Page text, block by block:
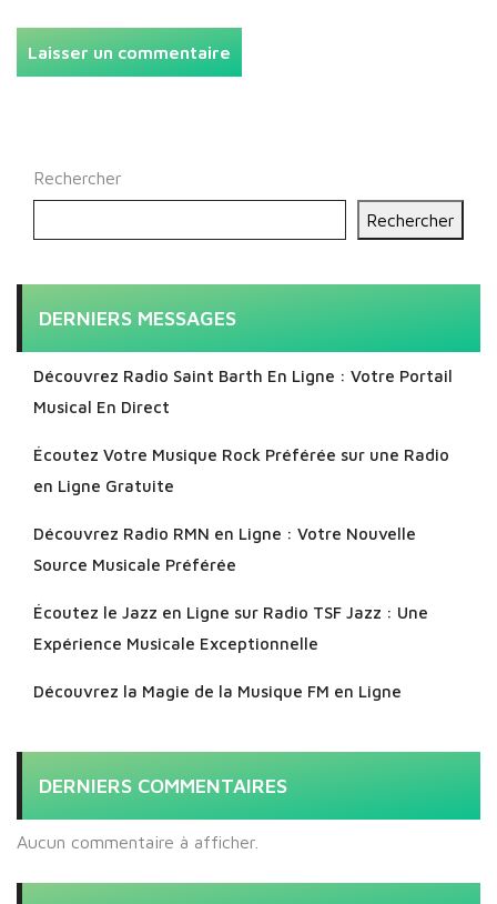
Rechercher
Rechercher
DERNIERS MESSAGES
Découvrez Radio Saint Barth En Ligne : Votre Portail
Musical En Direct
Écoutez Votre Musique Rock Préférée sur une Radio
en Ligne Gratuite
Découvrez Radio RMN en Ligne : Votre Nouvelle
Source Musicale Préférée
Écoutez le Jazz en Ligne sur Radio TSF Jazz : Une
Expérience Musicale Exceptionnelle
Découvrez la Magie de la Musique FM en Ligne
DERNIERS COMMENTAIRES
Aucun commentaire à afficher.